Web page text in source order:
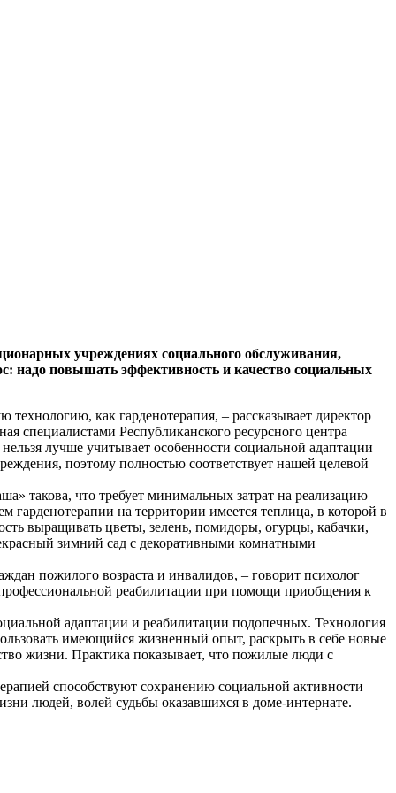
учреждениях социального обслуживания,
надо повышать эффективность и качество социальных
как гарденотерапия, – рассказывает директор
специалистами Республиканского ресурсного центра
лучше учитывает особенности социальной адаптации
поэтому полностью соответствует нашей целевой
такова, что требует минимальных затрат на реализацию
гарденотерапии на территории имеется теплица, в которой в
выращивать цветы, зелень, помидоры, огурцы, кабачки,
зимний сад с декоративными комнатными
пожилого возраста и инвалидов, – говорит психолог
реабилитации при помощи приобщения к
адаптации и реабилитации подопечных. Технология
имеющийся жизненный опыт, раскрыть в себе новые
жизни. Практика показывает, что пожилые люди с
способствуют сохранению социальной активности
людей, волей судьбы оказавшихся в доме-интернате.